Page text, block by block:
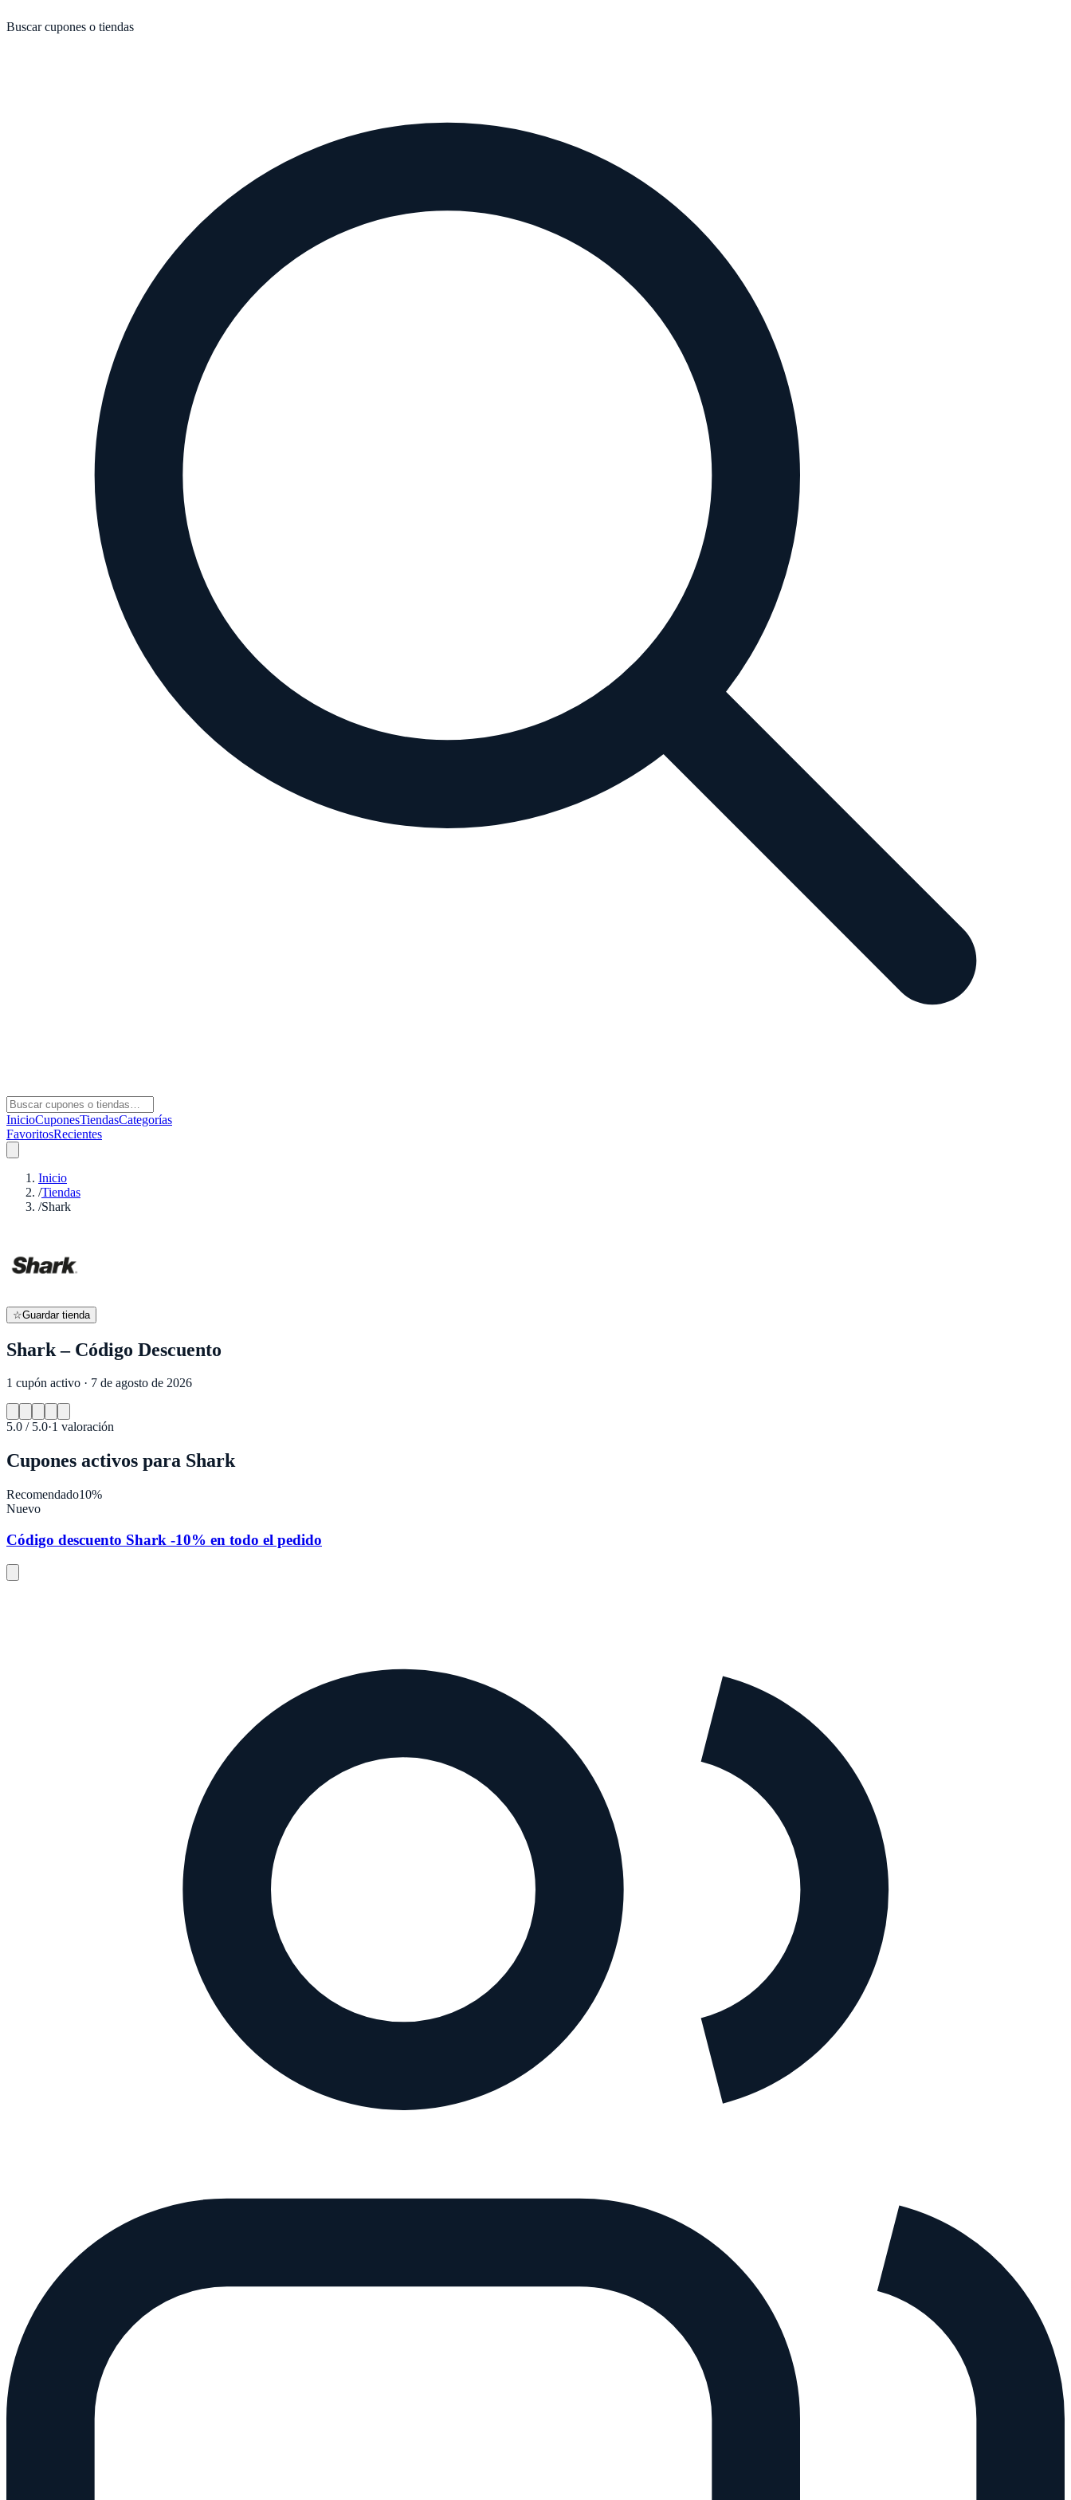
Buscar cupones o tiendas
InicioCuponesTiendasCategorías
FavoritosRecientes
Inicio
/Tiendas
/Shark
☆Guardar tienda
Shark – Código Descuento
1 cupón activo · 7 de agosto de 2026
5.0 / 5.0·1 valoración
Cupones activos para Shark
Recomendado10%
Nuevo
Código descuento Shark -10% en todo el pedido